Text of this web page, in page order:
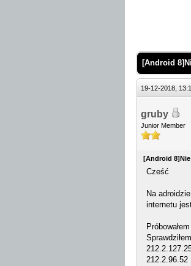
[Android
19-12-2018,
gruby
Junior Member
[Android 8]Nie
Cześć
Na
internetu
212.2.96.52